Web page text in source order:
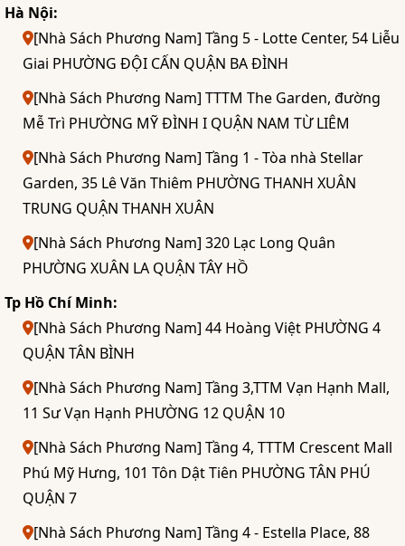
Hà Nội:
[Nhà Sách Phương Nam] Tầng 5 - Lotte Center, 54 Liễu
Giai PHƯỜNG ĐỘI CẤN QUẬN BA ĐÌNH
[Nhà Sách Phương Nam] TTTM The Garden, đường
Mễ Trì PHƯỜNG MỸ ĐÌNH I QUẬN NAM TỪ LIÊM
[Nhà Sách Phương Nam] Tầng 1 - Tòa nhà Stellar
Garden, 35 Lê Văn Thiêm PHƯỜNG THANH XUÂN
TRUNG QUẬN THANH XUÂN
[Nhà Sách Phương Nam] 320 Lạc Long Quân
PHƯỜNG XUÂN LA QUẬN TÂY HỒ
Tp Hồ Chí Minh:
[Nhà Sách Phương Nam] 44 Hoàng Việt PHƯỜNG 4
QUẬN TÂN BÌNH
[Nhà Sách Phương Nam] Tầng 3,TTM Vạn Hạnh Mall,
11 Sư Vạn Hạnh PHƯỜNG 12 QUẬN 10
[Nhà Sách Phương Nam] Tầng 4, TTTM Crescent Mall
Phú Mỹ Hưng, 101 Tôn Dật Tiên PHƯỜNG TÂN PHÚ
QUẬN 7
[Nhà Sách Phương Nam] Tầng 4 - Estella Place, 88